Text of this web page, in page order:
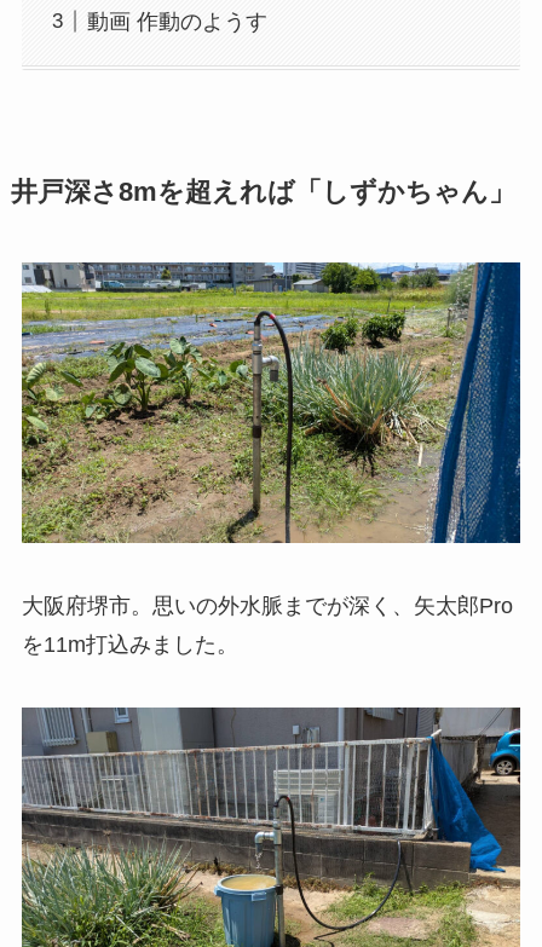
動画 作動のようす
井戸深さ8mを超えれば「しずかちゃん」
大阪府堺市。思いの外水脈までが深く、矢太郎Pro
を11m打込みました。